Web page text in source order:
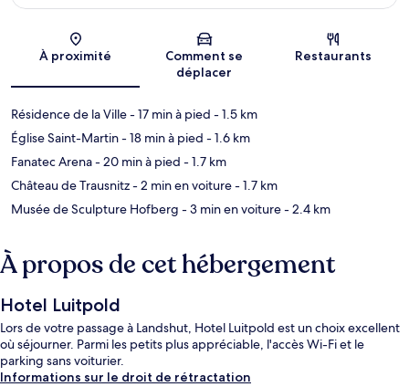
Carte
À proximité
Comment se
déplacer
Restaurants
Résidence de la Ville- 17 min à pied - 1.5 km
Église Saint-Martin- 18 min à pied - 1.6 km
Fanatec Arena- 20 min à pied - 1.7 km
Château de Trausnitz- 2 min en voiture- 1.7 km
Musée de Sculpture Hofberg - 3 min en voiture- 2.4 km
À propos de cet hébergement
Hotel Luitpold
Lors de votre passage à Landshut, Hotel Luitpold est un choix excellent
où séjourner. Parmi les petits plus appréciable, l'accès Wi-Fi et le
parking sans voiturier.
Informations sur le droit de rétractation